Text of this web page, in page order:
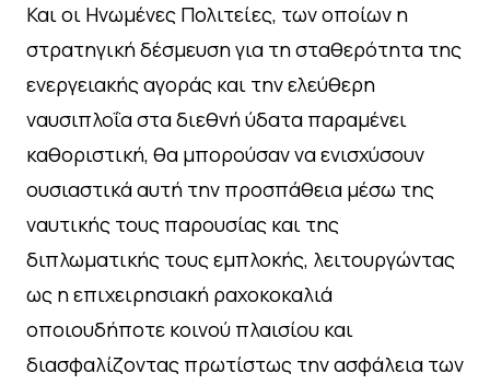
Και οι Ηνωμένες Πολιτείες, των οποίων η
στρατηγική δέσμευση για τη σταθερότητα της
ενεργειακής αγοράς και την ελεύθερη
ναυσιπλοΐα στα διεθνή ύδατα παραμένει
καθοριστική, θα μπορούσαν να ενισχύσουν
ουσιαστικά αυτή την προσπάθεια μέσω της
ναυτικής τους παρουσίας και της
διπλωματικής τους εμπλοκής, λειτουργώντας
ως η επιχειρησιακή ραχοκοκαλιά
οποιουδήποτε κοινού πλαισίου και
διασφαλίζοντας πρωτίστως την ασφάλεια των